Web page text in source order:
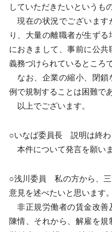
していただきたいというも
現在の状況でございます
り、大量の離職者が生ず
におきまして、事前に公
義務づけられているところ
なお、企業の縮小、閉鎖
例で規制することは困難で
以上でございます。
○いなば委員長 説明は終わ
本件について発言を願いま
○浅川委員 私の方から、三
意見を述べたいと思います。
非正規労働者の賃金改善
陳情、それから、解雇を